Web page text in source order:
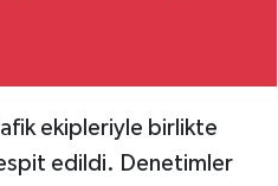
ekipleriyle birlikte
edildi. Denetimler